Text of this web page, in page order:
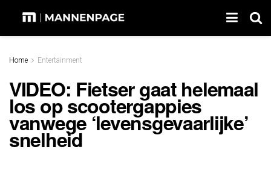
Home Entertainment
VIDEO: Fietser gaat helemaal
los op scootergappies
vanwege ‘levensgevaarlijke’
snelheid